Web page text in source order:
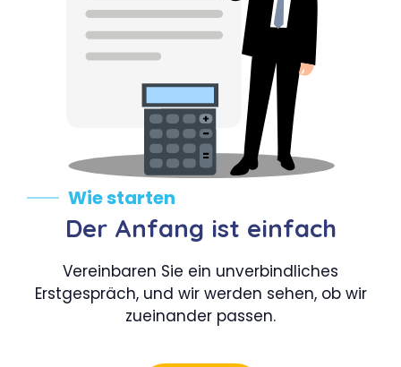
Wie starten
Der Anfang ist einfach
Vereinbaren Sie ein unverbindliches
Erstgespräch, und wir werden sehen, ob wir
zueinander passen.